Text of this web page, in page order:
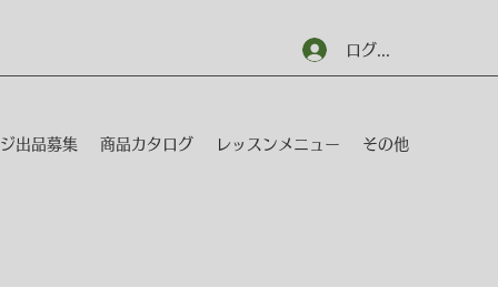
ログイン
出品募集 商品カタログ レッスンメニュー その他